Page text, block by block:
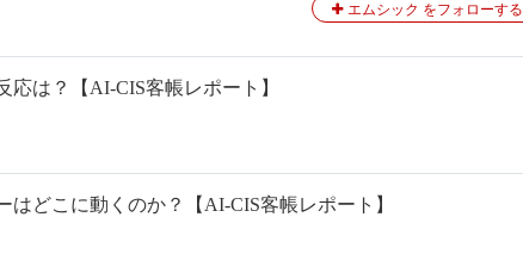
エムシック をフォローする
は？【AI-CIS客帳レポート】
どこに動くのか？【AI-CIS客帳レポート】